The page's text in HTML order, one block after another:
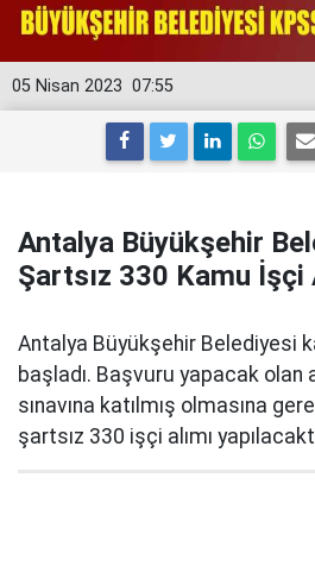
07:55
05 Nisan 2023
Antalya Büyükşehir
Şartsız 330 Kamu İşçi
Antalya Büyükşehir Belediyesi
başladı. Başvuru yapacak olan
sınavına katılmış olmasına
şartsız 330 işçi alımı